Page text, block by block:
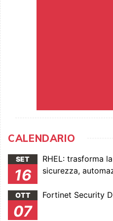
CALENDARIO
SET
16
RHEL: trasforma
sicurezza,
OTT
07
Fortinet Security